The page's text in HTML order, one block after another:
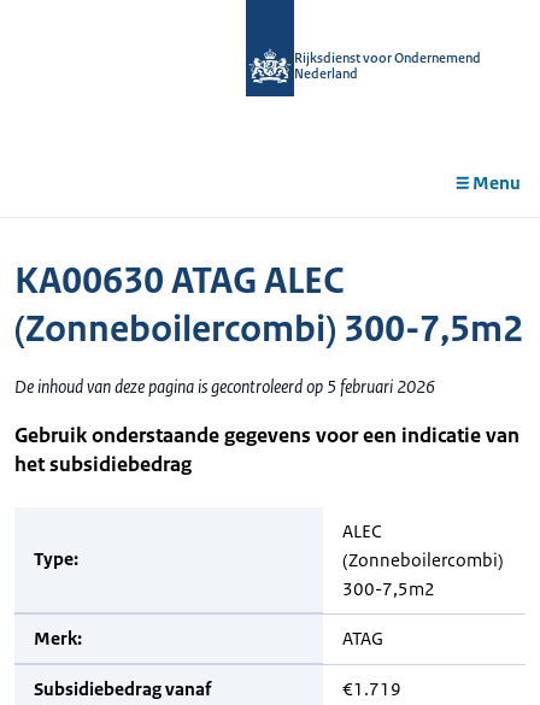
Rijksdienst voor Ondernemend
Nederland
Menu
KA00630 ATAG ALEC
(Zonneboilercombi) 300-7,5m2
De inhoud van deze pagina is gecontroleerd op 5 februari 2026
Gebruik onderstaande gegevens voor een indicatie van
het subsidiebedrag
Type:
ALEC
(Zonneboilercombi)
300-7,5m2
Merk: ATAG
Subsidiebedrag vanaf
€1.719